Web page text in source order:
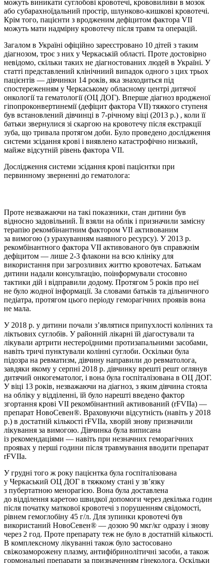
можуть виникати суглобові кровотечі, крововиливи в мозок
або субарахноїдальний простір, шлунково-кишкові кровотечі.
Крім того, пацієнти з вродженим дефіцитом фактора VII
можуть мати надмірну кровотечу після травм та операцій.
Загалом в Україні офіційно зареєстровано 10 дітей з таким
діагнозом, троє з них у Черкаській області. Проте достовірно
невідомо, скільки таких не діагностованих людей в Україні. У
статті представлений клінічниий випадок одного з цих трьох
пацієнтів — дівчинки 14 років, яка знаходиться під
спостереженням у Черкаському обласному центрі дитячої
онкології та гематології (ОЦ ДОГ). Вперше діагноз вродженої
гіпопроконвертинемії (дефіцит фактора VII) тяжкого ступеня
був встанов­лений дівчинці в 7-річному віці (2013 р.) , коли її
батьки звернулися зі скаргою на кровотечу після екстракції
зуба, що тривала протягом доби. Було проведено дослідження
системи зсідання крові і ви­явлено катастрофічно низький,
майже відсутній рівень фактора VII.
Дослідження системи зсідання крові пацієнтки при
первинному зверненні до гематолога:
Проте незважаючи на такі показники, стан дитини був
відносно задовільний. Її взяли на облік і призначили замісну
терапію рекомбінантним фактором VII активованим
за вимогою (з урахуванням наявного ресурсу). У 2013 р.
рекомбінантного фактора VII активованого був справжнім
дефіцитом — лише 2-3 флакони на всю клініку для
використання при загрозливих життю кровотечах. Батькам
дитини надали консультацію, поінформували стосовно
тактики дій і відправили додому. Протягом 5 років про неї
не було жодної інформації. За словами батьків та дільничного
педіатра, протягом цього періоду геморагічних проявів вона
не мала.
У 2018 р. у дитини почали з’являтися припух­лості колінних та
ліктьових суглобів. У районній лікарні їй діагостували та
лікували артрити нестероїдними протизапальними засобами,
навіть тричі пунктували колінні суглоби. Оскільки була
підозра на ревматизм, дівчину направили до ревматолога,
завдяки якому у серпні 2018 р. дівчинку врешті решт оглянув
дитячий онкогематолог, і вона була госпіталізована в ОЦ ДОГ.
У віці 13 років, незважаючи на діагноз, з яким дівчина стояла
на обліку у відділенні, їй було нарешті введено фактор
згортання крові VII рекомбінантний активований (rFVIIа) —
препарат НовоСевен®. Враховуючи відсутність (навіть у 2018
р.) в достатній кількості rFVIIа, хворій знову призначили
лікування за вимогою. Дівчинка була виписана
із рекомендаціями — навіть при незначних геморагічних
проявах у перші години після травмування вводити препарат
rFVIIа.
У грудні того ж року пацієнтка була госпіталізована
у Черкаський ОЦ ДОГ в тяжкому стані у зв’язку
з пубертатною менорагією. Вона була доставлена
до відділення каретою швидкої допомоги через декілька годин
після початку маткової кровотечі з порушенням свідомості,
рівнем гемоглобіну 45 г/л. Для зупинки кровотечі був
використаний НовоСевен® — дозою 90 мкг/кг одразу і знову
через 2 год. Проте препарату теж не було в достатній кількості.
В комплексному лікуванні також було застосовано
свіжозаморожену плазму, антифібринолітичні засоби, а також
гормональні препарати за призначенням гінеколога. Оскільки